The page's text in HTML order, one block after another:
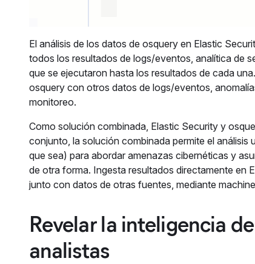
El análisis de los datos de osquery en Elastic
todos los resultados de logs/eventos, analítica de
que se ejecutaron hasta los resultados de cada
osquery con otros datos de logs/eventos,
monitoreo.
Como solución combinada, Elastic Security y
conjunto, la solución combinada permite el
que sea) para abordar amenazas cibernéticas y
de otra forma. Ingesta resultados directamente en
junto con datos de otras fuentes, mediante
Revelar la inteligencia
analistas